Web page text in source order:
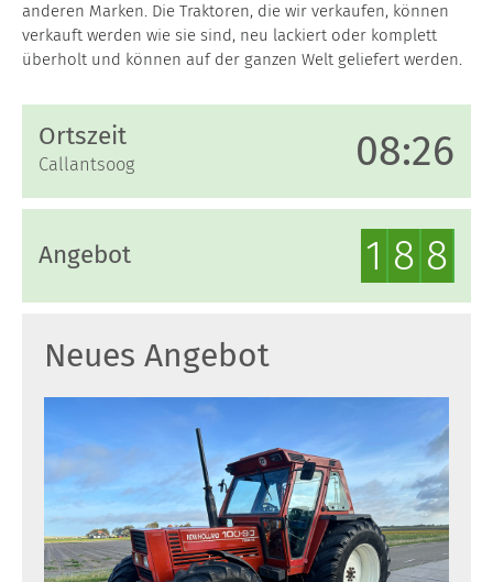
anderen Marken. Die Traktoren, die wir verkaufen, können
verkauft werden wie sie sind, neu lackiert oder komplett
überholt und können auf der ganzen Welt geliefert werden.
Ortszeit 08:26
Callantsoog
Angebot 1 8 8
Neues Angebot